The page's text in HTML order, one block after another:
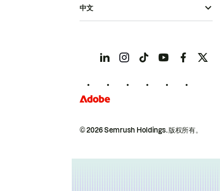
© 2026 Semrush Holdings.版权所有。
中文